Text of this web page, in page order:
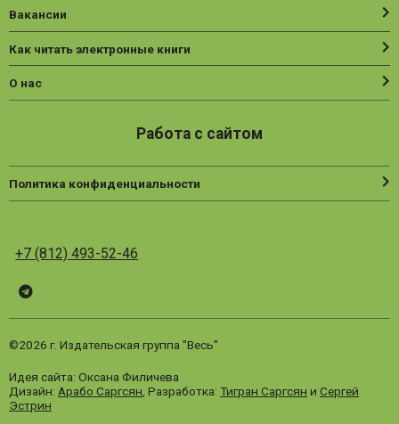
Вакансии
Как читать электронные книги
О нас
Работа с сайтом
Политика конфиденциальности
+7 (812) 493-52-46
Telegram
©2026 г. Издательская группа "Весь"
Идея сайта: Оксана Филичева
Дизайн: Арабо Саргсян , Разработка: Тигран Саргсян и Сергей
Эстрин